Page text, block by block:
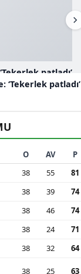
patladı’
‘Tekerlek patladı’
O AV
P
38 55
81
38 39
74
38 46
74
38 24
71
38 32 64
38 25 63